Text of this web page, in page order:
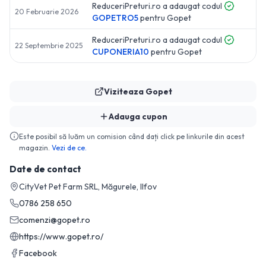
Viziteaza Gopet
Adauga cupon
Este posibil să luăm un comision când dați click pe linkurile din acest
magazin. Vezi de ce.
Date de contact
CityVet Pet Farm SRL, Măgurele, Ilfov
0786 258 650
comenzi@gopet.ro
https://www.gopet.ro/
Facebook
20 Februarie 2026
ReduceriPreturi.ro a adaugat codul
GOPETRO5pentru Gopet
22 Septembrie 2025
ReduceriPreturi.ro a adaugat codul
CUPONERIA10 pentru Gopet